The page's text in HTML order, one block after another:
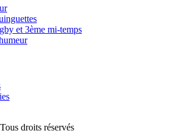
et 3ème mi-temps
droits réservés